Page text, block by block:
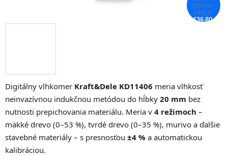
Digitálny vlhkomer Kraft&Dele KD11406 meria vlhkosť
neinvazívnou indukčnou metódou do hĺbky 20 mm bez
nutnosti prepichovania materiálu. Meria v 4 režimoch –
mäkké drevo (0–53 %), tvrdé drevo (0–35 %), murivo a ďalšie
stavebné materiály – s presnosťou ±4 % a automatickou
kalibráciou.
€36,80